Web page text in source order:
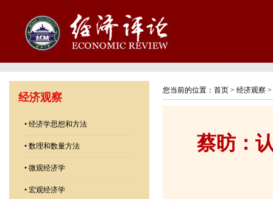
经济观察
• 经济学思想和方法
• 数理和数量方法
• 微观经济学
• 宏观经济学
您当前的位置： 首页 > 经济观察 >
蔡昉：